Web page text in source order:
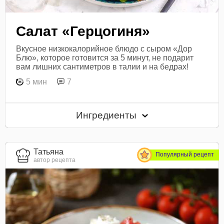
Салат «Герцогиня»
Вкусное низкокалорийное блюдо с сыром «Дор
Блю», которое готовится за 5 минут, не подарит
вам лишних сантиметров в талии и на бедрах!
5 мин
7
Ингредиенты
Татьяна
автор рецепта
Популярный рецепт